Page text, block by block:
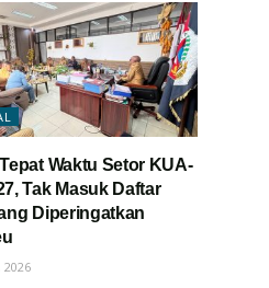
Waktu Setor KUA-
Tak Masuk Daftar
Diperingatkan
2026